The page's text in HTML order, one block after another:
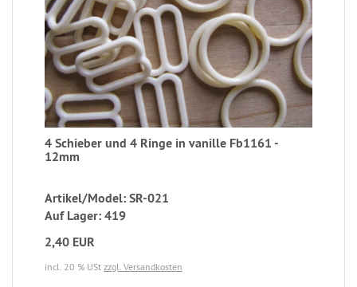
4 Schieber und 4 Ringe in vanille Fb1161 -
12mm
Artikel/Model: SR-021
Auf Lager: 419
2,40 EUR
incl. 20 % USt zzgl. Versandkosten